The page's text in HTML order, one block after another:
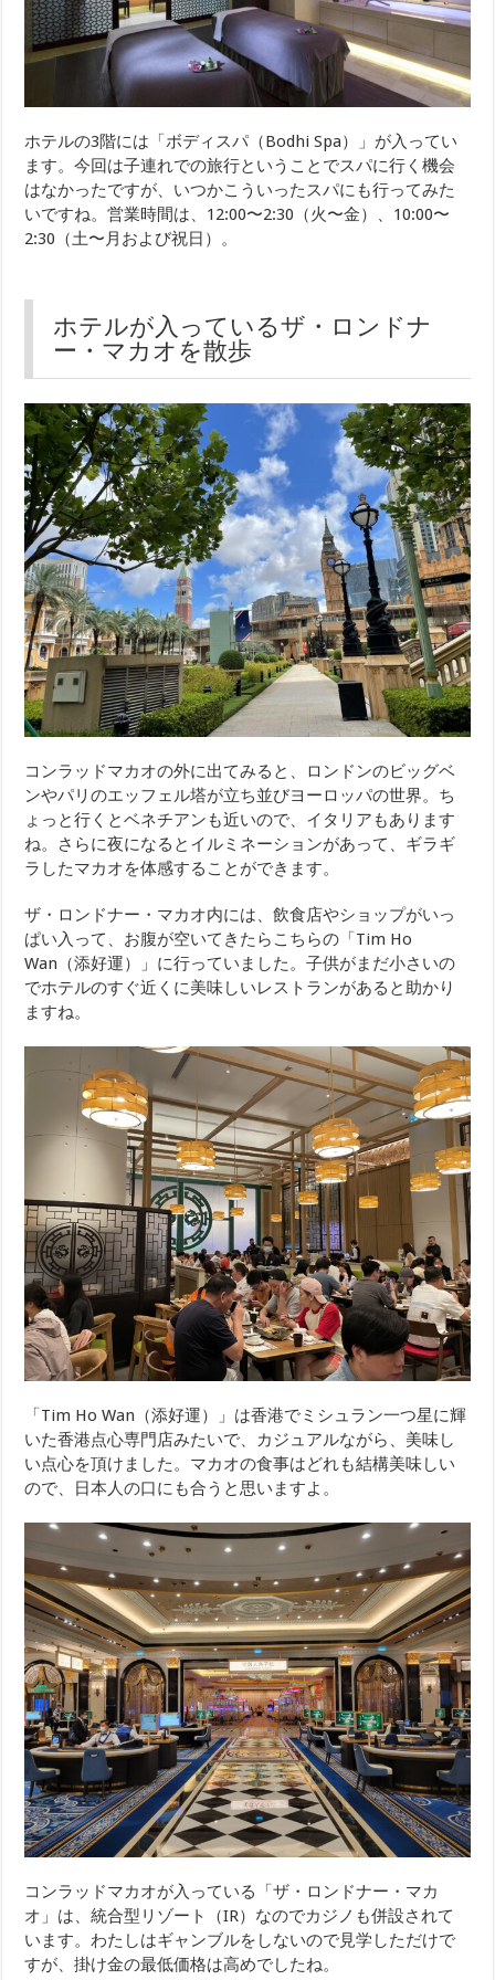
ホテルの3階には「ボディスパ（Bodhi Spa）」が入ってい
ます。今回は子連れでの旅行ということでスパに行く機会
はなかったですが、いつかこういったスパにも行ってみた
いですね。営業時間は、12:00〜2:30（火〜金）、10:00〜
2:30（土〜月および祝日）。
ホテルが入っているザ・ロンドナ
ー・マカオを散歩
コンラッドマカオの外に出てみると、ロンドンのビッグベ
ンやパリのエッフェル塔が立ち並びヨーロッパの世界。ち
ょっと行くとベネチアンも近いので、イタリアもあります
ね。さらに夜になるとイルミネーションがあって、ギラギ
ラしたマカオを体感することができます。
ザ・ロンドナー・マカオ内には、飲食店やショップがいっ
ぱい入って、お腹が空いてきたらこちらの「Tim Ho
Wan（添好運）」に行っていました。子供がまだ小さいの
でホテルのすぐ近くに美味しいレストランがあると助かり
ますね。
「Tim Ho Wan（添好運）」は香港でミシュラン一つ星に輝
いた香港点心専門店みたいで、カジュアルながら、美味し
い点心を頂けました。マカオの食事はどれも結構美味しい
ので、日本人の口にも合うと思いますよ。
コンラッドマカオが入っている「ザ・ロンドナー・マカ
オ」は、統合型リゾート（IR）なのでカジノも併設されて
います。わたしはギャンブルをしないので見学しただけで
すが、掛け金の最低価格は高めでしたね。